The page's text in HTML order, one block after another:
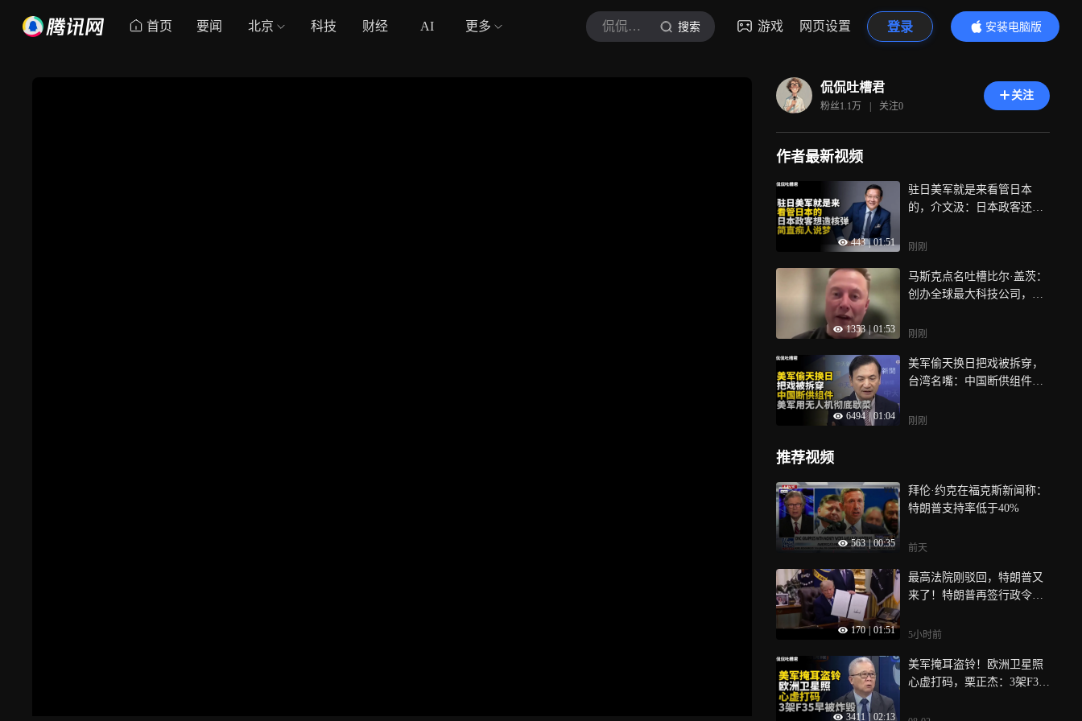
首页 要闻 北京 科技 财经 AI 更多 侃侃吐槽君 搜索 游戏 网页设置 登录
安装电脑版
内容更精彩
侃侃吐槽君
粉丝1.1万 | 关注0
关注
作者最新视频
443 | 01:51
驻日美军就是来看管日本
的，介文汲：日本政客还想
刚刚
1353 | 01:53
马斯克点名吐槽比尔·盖茨：
创办全球最大科技公司，但
刚刚
6494 | 01:04
美军偷天换日把戏被拆穿，
台湾名嘴：中国断供组件，
刚刚
推荐视频
563 | 00:35
拜伦·约克在福克斯新闻称：
特朗普支持率低于40%
前天
170 | 01:51
最高法院刚驳回，特朗普又
来了！特朗普再签行政令限
游
5小时前
3411 | 02:13
美军掩耳盗铃！欧洲卫星照
心虚打码，栗正杰：3架F35